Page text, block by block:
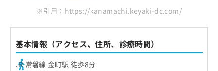
※引用：https://kanamachi.keyaki-dc.com/
基本情報（アクセス、住所、診療時間）
JR 常磐線 金町駅 徒歩8分